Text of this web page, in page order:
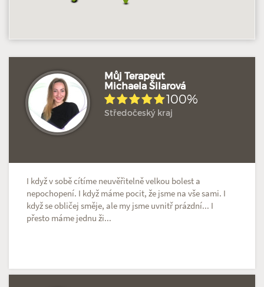
Můj Terapeut
Michaela Šilarová
100%
Středočeský kraj
I když v sobě cítíme neuvěřitelně velkou bolest a
nepochopení. I když máme pocit, že jsme na vše sami. I
když se obličej směje, ale my jsme uvnitř prázdní... I
přesto máme jednu ži...
Hodnoceno: 8× Profil terapeuta